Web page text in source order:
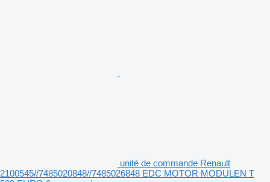
unité de commande Renault
2100545//7485020848//7485026848 EDC MOTOR MODULEN T